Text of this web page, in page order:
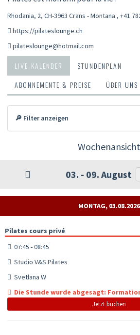
Rhodania, 2, CH-3963 Crans - Montana , +41
https://pilateslounge.ch
pilateslounge@hotmail.com
LIVE-KALENDER
STUNDENPLAN
ABONNEMENTE & PREISE
ÜBER UNS
🔎 Filter anzeigen
Wochenansicht
03. - 09. August
MONTAG, 03.08.2026
Pilates cours privé
07:45 - 08:45
Studio V&S Pilates
Svetlana W
Die Stunde wurde abgesagt:
Jetzt buchen